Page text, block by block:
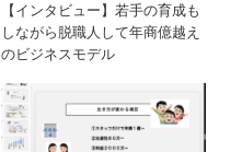
【インタビュー】若手の育成も
しながら脱職人して年商億越え
のビジネスモデル